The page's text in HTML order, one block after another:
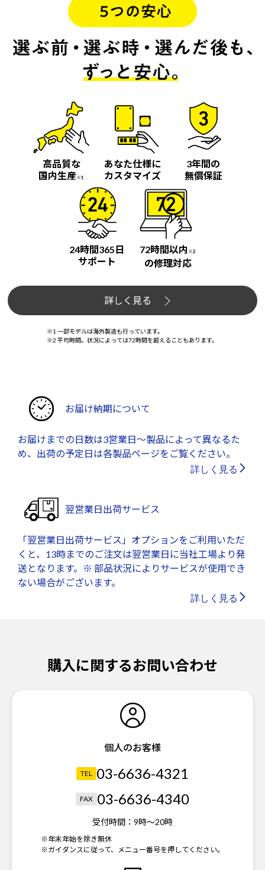
高品質な
国内生産※1
あなた仕様に
カスタマイズ
3年間の
無償保証
24時間365日
サポート
72時間以内 ※2
の修理対応
詳しく見る
※1 一部モデルは海外製造も行っています。
※2 平均時間。状況によっては72時間を超えることもあります。
お届け納期について
お届けまでの日数は3営業日～製品によって異なるた
め、出荷の予定日は各製品ページをご覧ください。
詳しく見る
翌営業日出荷サービス
「翌営業日出荷サービス」オプションをご利用いただ
くと、13時までのご注文は翌営業日に当社工場より発
送となります。※ 部品状況によりサービスが使用でき
ない場合がございます。
詳しく見る
購入に関するお問い合わせ
個人のお客様
TEL 03-6636-4321
FAX 03-6636-4340
受付時間： 9時～20時
※年末年始を除き無休
※ガイダンスに従って、メニュー番号を押してください。